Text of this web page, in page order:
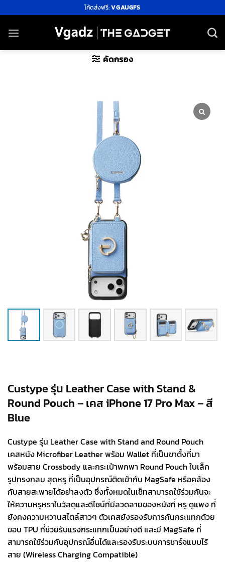
ไป
ยัง
โค้ดส่งฟรี:VGAUGFS
คัดกรอง
Custype รุ่น Leather Case with Stand &
Round Pouch – เคส iPhone 17 Pro Max – สี
Blue
Custype รุ่น Leather Case with Stand and Round Pouch
เคสหนัง Microfiber Leather พร้อม Wallet ที่เป็นขาตั้งที่มา
พร้อมสาย Crossbody และกระเป๋าพกพา Round Pouch ใบเล็ก
รูปทรงกลม สุดหรู ที่เป็นอุปกรณ์ติดเข้ากับ MagSafe หรือคล้อง
กับสายสะพายได้อย่าลงตัว ซึ่งทั้งหมดในเซ็ทสามารถใช้ร่วมกันจะ
ให้ความหรูหราในวัสดุและดีไซน์ที่มีลวดลายของหนังที่ หรู ดูแพง ที่
ยังคงความหวานสไตล์สาวๆ ตัวเคสยังรองรับการกันกระแทกด้วย
ขอบ TPU ที่ช่วยรับแรงกระแทกเป็นอย่างดี และมี MagSafe ที่
สามารถใช้ร่วมกับอุปกรณ์อื่นได้และรองรับระบบการชาร์จแบบไร้
สาย (Wireless Charging Compatible)